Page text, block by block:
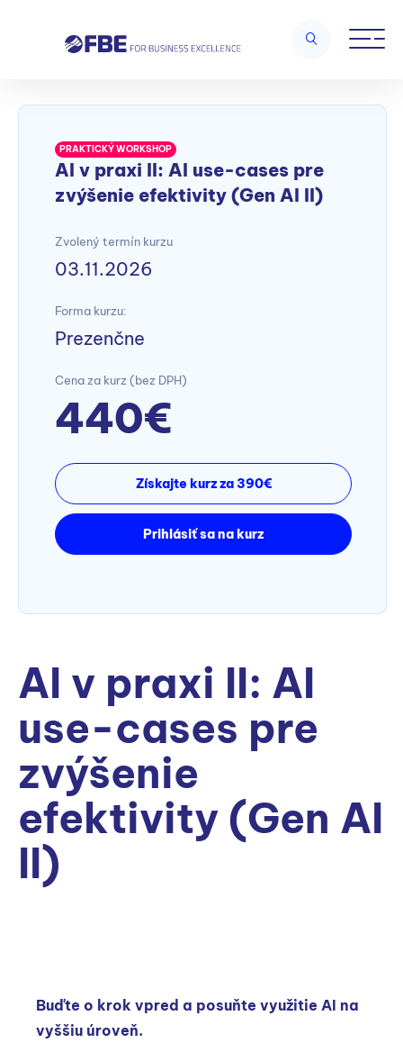
AI – Business Applications/AI v praxi II: AI use-cases pre
PRAKTICKÝ WORKSHOP
AI v praxi II: AI use-cases pre
zvýšenie efektivity (Gen AI II)
Zvolený termín kurzu
03.11.2026
Forma kurzu:
Prezenčne
Cena za kurz (bez DPH)
440€
Získajte kurz za 390€
Prihlásiť sa na kurz
AI v praxi II: AI
use-cases pre
zvýšenie
efektivity (Gen AI
II)
Buďte o krok vpred a posuňte využitie AI na
vyššiu úroveň.